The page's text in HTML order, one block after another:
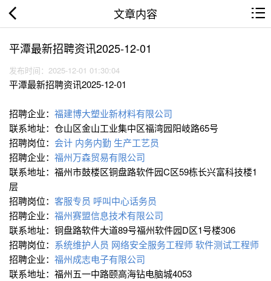
文章内容
平潭最新招聘资讯2025-12-01
发布时间：2025-12-01 01:30:04
平潭最新招聘资讯2025-12-01
招聘企业： 福建博大塑业新材料有限公司
联系地址：仓山区金山工业集中区福湾园阳岐路65号
招聘岗位： 会计 内务内勤 生产工艺员
招聘企业： 福州万森贸易有限公司
联系地址：福州市鼓楼区铜盘路软件园C区59栋长兴富科技楼1
层
招聘岗位： 客服专员 呼叫中心话务员
招聘企业： 福州赛盟信息技术有限公司
联系地址：铜盘路软件大道89号福州软件园D区1号楼306
招聘岗位： 系统维护人员 网络安全服务工程师软件测试工程师
招聘企业： 福州成志电子有限公司
联系地址：福州五一中路颐高海钻电脑城4053